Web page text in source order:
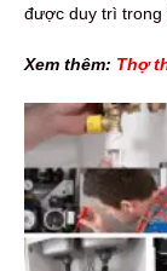
được duy trì trong
Xem thêm: Thợ